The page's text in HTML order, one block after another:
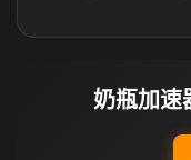
奶瓶加速